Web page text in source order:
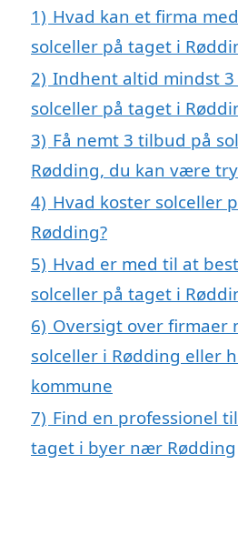
1) Hvad kan et firma
solceller på taget i
2) Indhent altid mindst
solceller på taget i
3) Få nemt 3 tilbud på
Rødding, du kan være
4) Hvad koster solceller
Rødding?
5) Hvad er med til at
solceller på taget i
6) Oversigt over firmaer
solceller i Rødding eller
kommune
7) Find en professionel
taget i byer nær Rødding